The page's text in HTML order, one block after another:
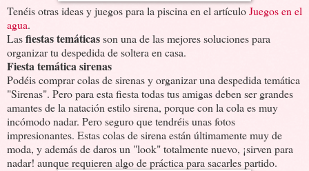
Tenéis otras ideas y juegos para la piscina en el artículoJuegos en el
agua.
Lasfiestas temáticasson una de las mejores soluciones para
organizar tu despedida de soltera en casa.
Fiesta temática sirenas
Podéis comprar colas de sirenas y organizar una despedida temática
"Sirenas". Pero para esta fiesta todas tus amigas deben ser grandes
amantes de la natación estilo sirena, porque con la cola es muy
incómodo nadar. Pero seguro que tendréis unas fotos
impresionantes. Estas colas de sirena están últimamente muy de
moda, y además de daros un "look" totalmente nuevo, ¡sirven para
nadar! aunque requieren algo de práctica para sacarles partido.